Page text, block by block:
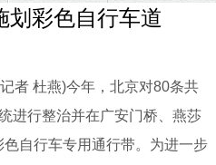
划彩色自行车道
者 杜燕)今年，北京对80条共
进行整治并在广安门桥、燕莎
自行车专用通行带。为进一步